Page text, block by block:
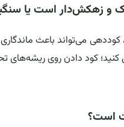
می‌تواند باعث
کنید؛ کود دادن روی ریشه‌های